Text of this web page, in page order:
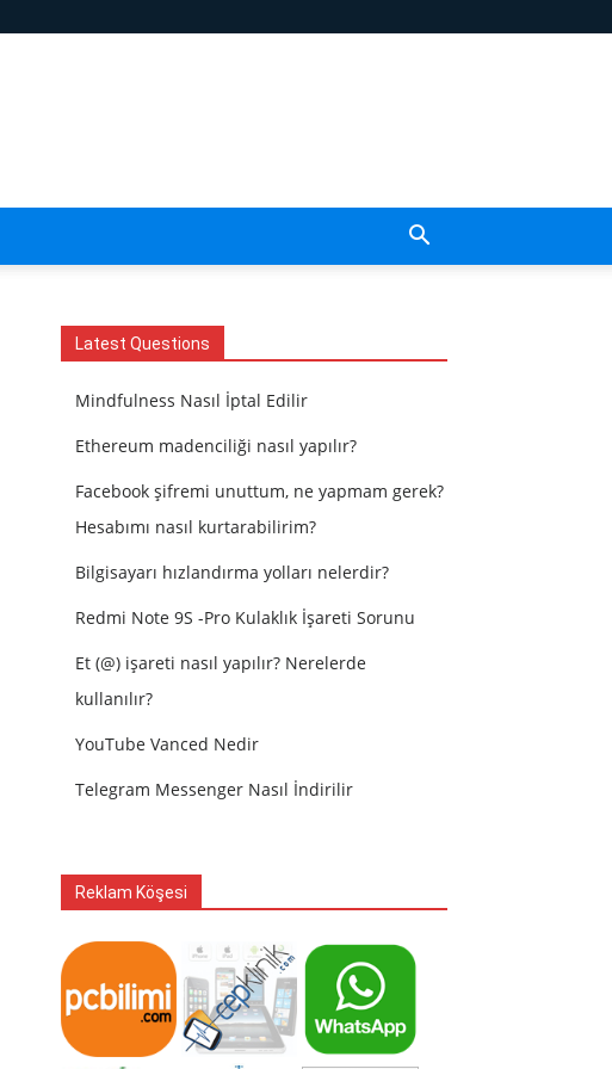
Latest Questions
Mindfulness Nasıl İptal Edilir
Ethereum madenciliği nasıl yapılır?
Facebook şifremi unuttum, ne yapmam gerek?
Hesabımı nasıl kurtarabilirim?
Bilgisayarı hızlandırma yolları nelerdir?
Redmi Note 9S -Pro Kulaklık İşareti Sorunu
Et (@) işareti nasıl yapılır? Nerelerde
kullanılır?
YouTube Vanced Nedir
Telegram Messenger Nasıl İndirilir
Reklam Köşesi